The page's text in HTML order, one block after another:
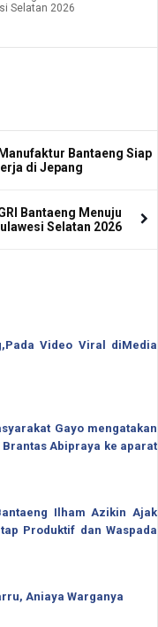
Selatan 2026
Bantaeng Siap
di Jepang
Bantaeng Menuju
Selatan 2026
Video Viral diMedia
Gayo mengatakan
Brantas Abipraya ke aparat
Ilham Azikin Ajak
Produktif dan Waspada
Aniaya Warganya